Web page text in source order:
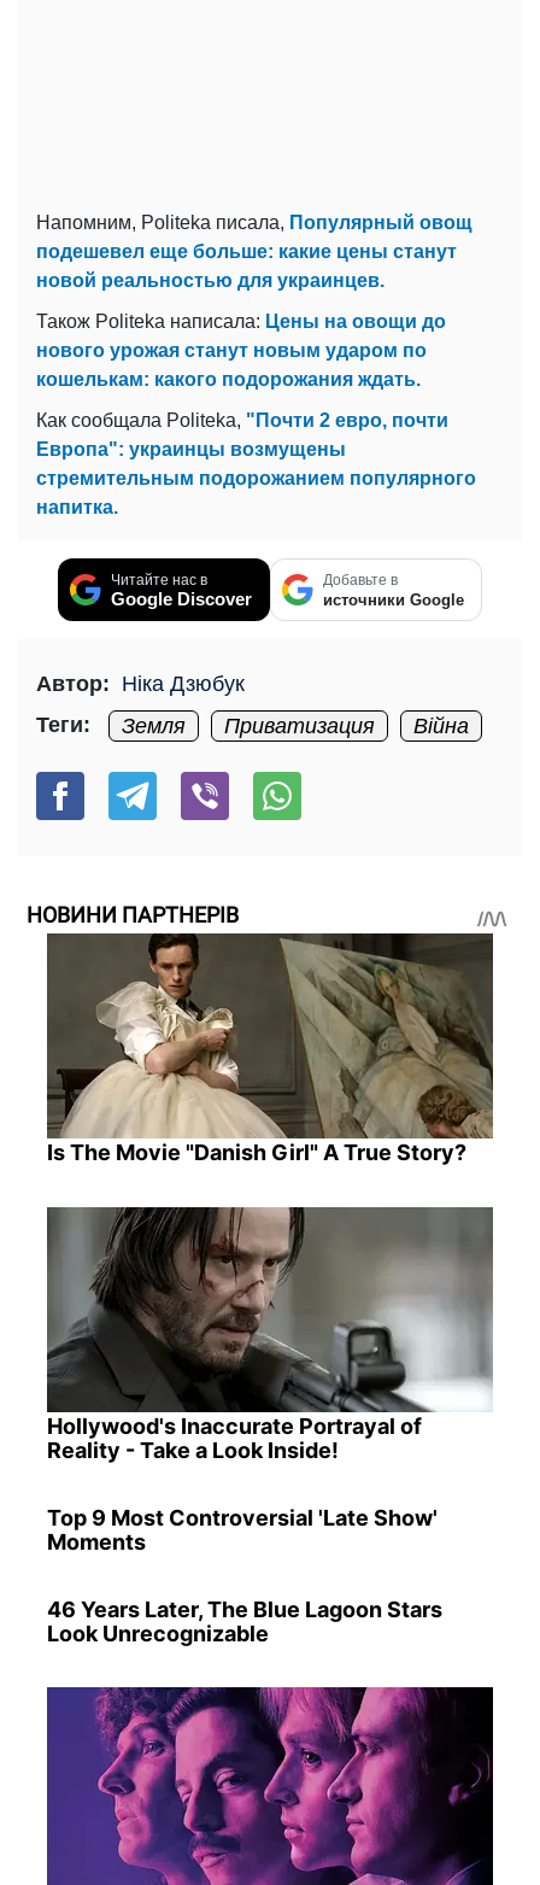
Напомним, Politeka писала, Популярный овощ
подешевел еще больше: какие цены станут
новой реальностью для украинцев.
Також Politeka написала: Цены на овощи до
нового урожая станут новым ударом по
кошелькам: какого подорожания ждать.
Как сообщала Politeka, "Почти 2 евро, почти
Европа": украинцы возмущены
стремительным подорожанием популярного
напитка.
Читайте нас в
Google Discover
Добавьте в
источники Google
Автор: Ніка Дзюбук
Теги:
Земля Приватизация Війна
НОВИНИ ПАРТНЕРІВ
Is The Movie "Danish Girl" A True Story?
Hollywood's Inaccurate Portrayal of
Reality - Take a Look Inside!
Top 9 Most Controversial 'Late Show'
Moments
46 Years Later, The Blue Lagoon Stars
Look Unrecognizable